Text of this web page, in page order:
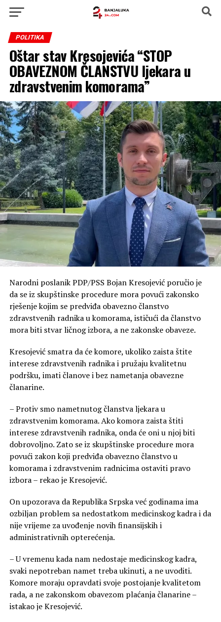
POLITIKA
Oštar stav Kresojevića “STOP
OBAVEZNOM ČLANSTVU ljekara u
zdravstvenim komorama”
Narodni poslanik PDP/PSS Bojan Kresojević poručio je
da se iz skupštinske procedure mora povući zakonsko
rješenje kojim se predviđa obavezno članstvo
zdravstvenih radnika u komorama, ističući da članstvo
mora biti stvar ličnog izbora, a ne zakonske obaveze.
Kresojević smatra da će komore, ukoliko zaista štite
interese zdravstvenih radnika i pružaju kvalitetnu
podršku, imati članove i bez nametanja obavezne
članarine.
– Protiv smo nametnutog članstva ljekara u
zdravstvenim komorama. Ako komora zaista štiti
interese zdravstvenih radnika, onda će oni u njoj biti
dobrovoljno. Zato se iz skupštinske procedure mora
povući zakon koji predviđa obavezno članstvo u
komorama i zdravstvenim radnicima ostaviti pravo
izbora – rekao je Kresojević.
On upozorava da Republika Srpska već godinama ima
ozbiljan problem sa nedostatkom medicinskog kadra i da
nije vrijeme za uvođenje novih finansijskih i
administrativnih opterećenja.
– U vremenu kada nam nedostaje medicinskog kadra,
svaki nepotreban namet treba ukinuti, a ne uvoditi.
Komore moraju opravdati svoje postojanje kvalitetom
rada, a ne zakonskom obavezom plaćanja članarine –
istakao je Kresojević.